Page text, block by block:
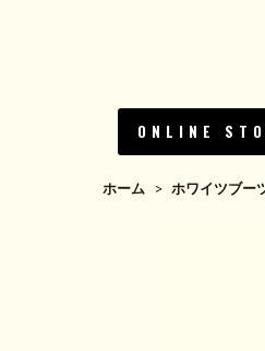
ONLINE
ホーム > ホワイツブー